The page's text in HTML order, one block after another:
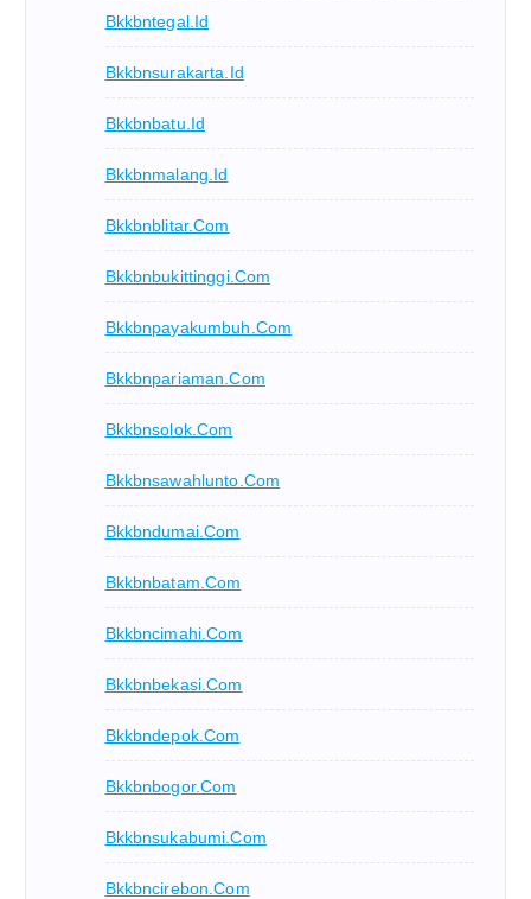
Bkkbntegal.id
Bkkbnsurakarta.id
Bkkbnbatu.id
Bkkbnmalang.id
Bkkbnblitar.com
Bkkbnbukittinggi.com
Bkkbnpayakumbuh.com
Bkkbnpariaman.com
Bkkbnsolok.com
Bkkbnsawahlunto.com
Bkkbndumai.com
Bkkbnbatam.com
Bkkbncimahi.com
Bkkbnbekasi.com
Bkkbndepok.com
Bkkbnbogor.com
Bkkbnsukabumi.com
Bkkbncirebon.com